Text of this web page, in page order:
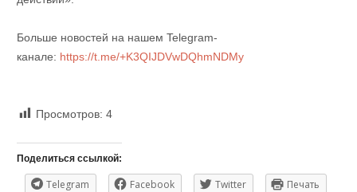
Больше новостей на нашем Telegram-
канале: https://t.me/+K3QIJDVwDQhmNDMy
Просмотров: 4
Поделиться ссылкой:
Telegram Facebook Twitter Печать